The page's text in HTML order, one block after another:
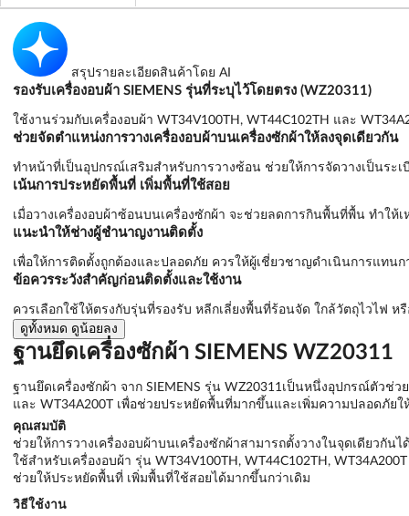
สรุปรายละเอียดสินค้าโดย AI
รองรับเครื่องอบผ้า SIEMENS รุ่นที่ระบุไว้โดยตรง (WZ20311)
ใช้งานร่วมกับเครื่องอบผ้า WT34V100TH, WT44C102TH และ
ช่วยจัดตำแหน่งการวางเครื่องอบผ้าบนเครื่องซักผ้าให้ลงจุดเดียวกัน
ทำหน้าที่เป็นอุปกรณ์เสริมสำหรับการวางซ้อน ช่วยให้การจัดวางเป็นร
เน้นการประหยัดพื้นที่ เพิ่มพื้นที่ใช้สอย
เมื่อวางเครื่องอบผ้าซ้อนบนเครื่องซักผ้า จะช่วยลดการกินพื้นที่พื้น ทำใ
แนะนำให้ช่างผู้ชำนาญงานติดตั้ง
เพื่อให้การติดตั้งถูกต้องและปลอดภัย ควรให้ผู้เชี่ยวชาญดำเนินการแทน
ข้อควรระวังสำคัญก่อนติดตั้งและใช้งาน
ควรเลือกใช้ให้ตรงกับรุ่นที่รองรับ หลีกเลี่ยงพื้นที่ร้อนจัด ใกล้วัตถุไวไฟ
ดูทั้งหมด ดูน้อยลง
ฐานยึดเครื่องซักผ้า SIEMENS WZ20311
ฐานยึดเครื่องซักผ้า จาก SIEMENS รุ่น WZ20311เป็นหนึ่งอุปกรณ์ตัวช่ว
และ WT34A200T เพื่อช่วยประหยัดพื้นที่มากขึ้นและเพิ่มความปลอดภัย
คุณสมบัติ
ช่วยให้การวางเครื่องอบผ้าบนเครื่องซักผ้าสามารถตั้งวางในจุดเดียวกันไ
ใช้สำหรับเครื่องอบผ้า รุ่น WT34V100TH, WT44C102TH, WT34A200T
ช่วยให้ประหยัดพื้นที่ เพิ่มพื้นที่ใช้สอยได้มากขึ้นกว่าเดิม
วิธีใช้งาน